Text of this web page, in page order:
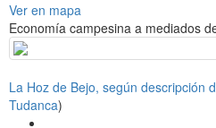
Ver en mapa
Economía campesina a mediados
La Hoz de Bejo, según descripción
Tudanca)